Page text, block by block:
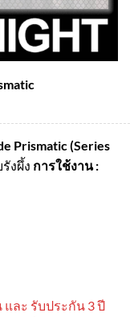
Prismatic (Series
งผึ้ง การใช้งาน :
ละ รับประกัน 3 ปี